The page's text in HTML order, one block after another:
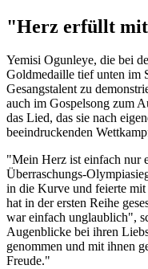
"Herz erfüllt
Yemisi Ogunleye, die bei
Goldmedaille tief unten im
Gesangstalent zu
auch im Gospelsong zum
das Lied, das sie nach
beeindruckenden
"Mein Herz ist einfach nur
Überraschungs-
in die Kurve und feierte
hat in der ersten Reihe
war einfach unglaublich",
Augenblicke bei ihren
genommen und mit ihnen
Freude."